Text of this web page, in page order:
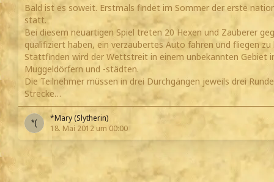
Bald ist es soweit. Erstmals findet im Sommer der erste
statt.
Bei diesem neuartigen Spiel treten 20 Hexen und Zauberer
qualifiziert haben, ein verzaubertes Auto fahren und fliegen zu
Stattfinden wird der Wettstreit in einem unbekannten Gebiet
Muggeldörfern und -städten.
Die Teilnehmer müssen in drei Durchgängen jeweils drei
Strecke…
*Mary (Slytherin)
18. Mai 2012 um 00:00